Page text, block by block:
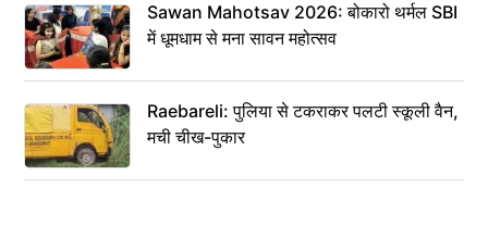
Sawan Mahotsav 2026: बोकारो थर्मल SBI
में धूमधाम से मना सावन महोत्सव
Raebareli: पुलिया से टकराकर पलटी स्कूली वैन,
मची चीख-पुकार